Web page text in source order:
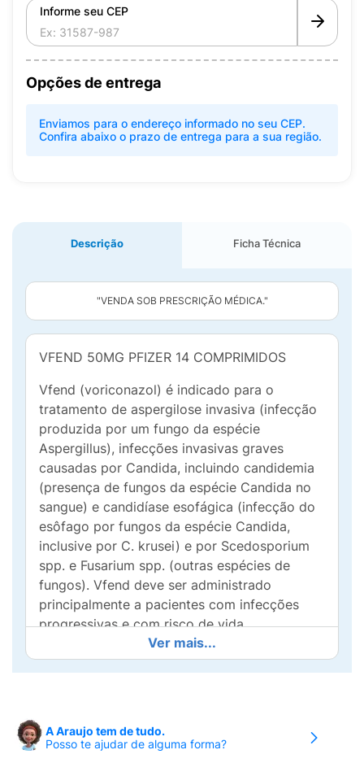
Informe seu CEP
Opções de entrega
Enviamos para o endereço informado no seu CEP.
Confira abaixo o prazo de entrega para a sua região.
Descrição Ficha Técnica
"VENDA SOB PRESCRIÇÃO MÉDICA."
VFEND 50MG PFIZER 14 COMPRIMIDOS
Vfend (voriconazol) é indicado para o
tratamento de aspergilose invasiva (infecção
produzida por um fungo da espécie
Aspergillus), infecções invasivas graves
causadas por Candida, incluindo candidemia
(presença de fungos da espécie Candida no
sangue) e candidíase esofágica (infecção do
esôfago por fungos da espécie Candida,
inclusive por C. krusei) e por Scedosporium
spp. e Fusarium spp. (outras espécies de
fungos). Vfend deve ser administrado
principalmente a pacientes com infecções
progressivas e com risco de vida.
Vfend é um medicamento antifúngico
(medicação que combate fungos) usado para
ou interrompendo o crescimento desses
fungos causadores das infecções. O
Ver mais...
A Araujo tem de tudo.
Posso te ajudar de alguma forma?